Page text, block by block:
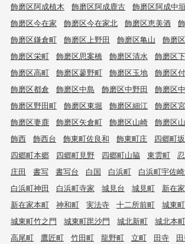
飾磨区阿成植木
飾磨区阿成鹿古 飾磨区阿成中
飾磨区今在家
飾磨区今在家北 飾磨区恵美酒
飾磨区鎌倉町
飾磨区上野田 飾磨区亀山 飾磨
飾磨区栄町
飾磨区思案橋 飾磨区清水 飾磨区
飾磨区高町
飾磨区蓼野町 飾磨区玉地 飾磨区
飾磨区都倉
飾磨区中島 飾磨区中野田 飾磨区
飾磨区野田町
飾磨区東堀 飾磨区細江 飾磨区宮
飾磨区妻鹿
飾磨区矢倉町 飾磨区山崎 飾磨区
飾西
飾西台 飾東町佐良和 飾東町庄 四郷町
四郷町本郷
四郷町見野 四郷町山脇 東雲町
庄田
書写 書写台 白国 白浜町 白浜町宇佐
白浜町神田
白浜町寺家 城見台 城見町 新在家
新在家本町
神和町 実法寺 十二所前町 城東
城東町竹之門
城東町毘沙門 城北新町 城北本町
高尾町
鷹匠町 竹田町 龍野町 立町 田寺